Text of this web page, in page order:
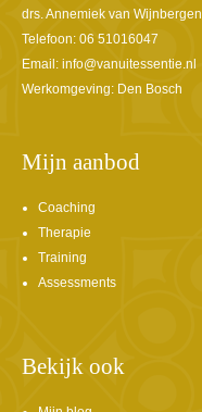
drs. Annemiek van Wijnbergen
Telefoon: 06 51016047
Email: info@vanuitessentie.nl
Werkomgeving: Den Bosch
Mijn aanbod
Coaching
Therapie
Training
Assessments
Bekijk ook